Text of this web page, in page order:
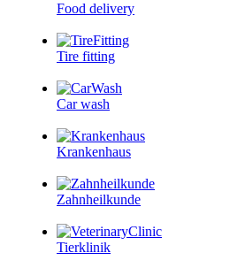
Food delivery
Tire fitting
Car wash
Krankenhaus
Zahnheilkunde
Tierklinik